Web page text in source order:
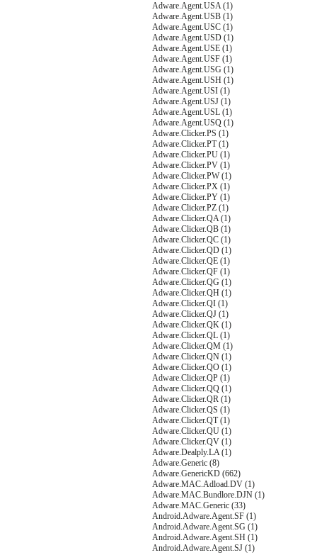
Adware.Agent.USA (1)
Adware.Agent.USB (1)
Adware.Agent.USC (1)
Adware.Agent.USD (1)
Adware.Agent.USE (1)
Adware.Agent.USF (1)
Adware.Agent.USG (1)
Adware.Agent.USH (1)
Adware.Agent.USI (1)
Adware.Agent.USJ (1)
Adware.Agent.USL (1)
Adware.Agent.USQ (1)
Adware.Clicker.PS (1)
Adware.Clicker.PT (1)
Adware.Clicker.PU (1)
Adware.Clicker.PV (1)
Adware.Clicker.PW (1)
Adware.Clicker.PX (1)
Adware.Clicker.PY (1)
Adware.Clicker.PZ (1)
Adware.Clicker.QA (1)
Adware.Clicker.QB (1)
Adware.Clicker.QC (1)
Adware.Clicker.QD (1)
Adware.Clicker.QE (1)
Adware.Clicker.QF (1)
Adware.Clicker.QG (1)
Adware.Clicker.QH (1)
Adware.Clicker.QI (1)
Adware.Clicker.QJ (1)
Adware.Clicker.QK (1)
Adware.Clicker.QL (1)
Adware.Clicker.QM (1)
Adware.Clicker.QN (1)
Adware.Clicker.QO (1)
Adware.Clicker.QP (1)
Adware.Clicker.QQ (1)
Adware.Clicker.QR (1)
Adware.Clicker.QS (1)
Adware.Clicker.QT (1)
Adware.Clicker.QU (1)
Adware.Clicker.QV (1)
Adware.Dealply.LA (1)
Adware.Generic (8)
Adware.GenericKD (662)
Adware.MAC.Adload.DV (1)
Adware.MAC.Bundlore.DJN (1)
Adware.MAC.Generic (33)
Android.Adware.Agent.SF (1)
Android.Adware.Agent.SG (1)
Android.Adware.Agent.SH (1)
Android.Adware.Agent.SJ (1)